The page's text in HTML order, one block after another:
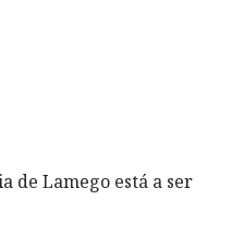
de Lamego está a ser